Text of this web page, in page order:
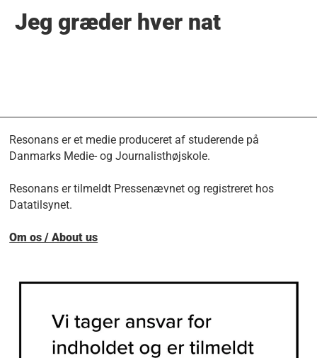
Jeg græder hver nat
Resonans er et medie produceret af studerende på
Danmarks Medie- og Journalisthøjskole.
Resonans er tilmeldt Pressenævnet og registreret hos
Datatilsynet.
Om os / About us